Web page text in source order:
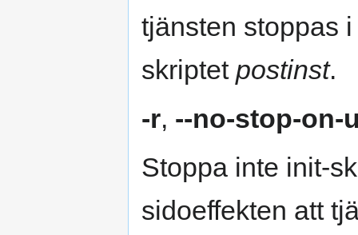
tjänsten stoppas
skriptet postinst.
-r, --no-stop-on-
Stoppa inte init-
sidoeffekten att